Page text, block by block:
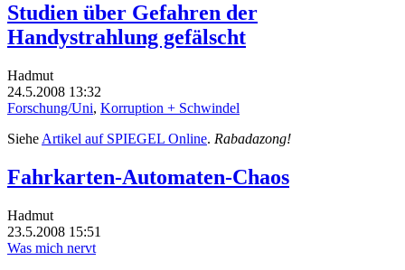
Studien über Gefahren der
Handystrahlung gefälscht
Hadmut
24.5.2008 13:32
Forschung/Uni, Korruption + Schwindel
Siehe Artikel auf SPIEGEL Online. Rabadazong!
Fahrkarten-Automaten-Chaos
Hadmut
23.5.2008 15:51
Was mich nervt